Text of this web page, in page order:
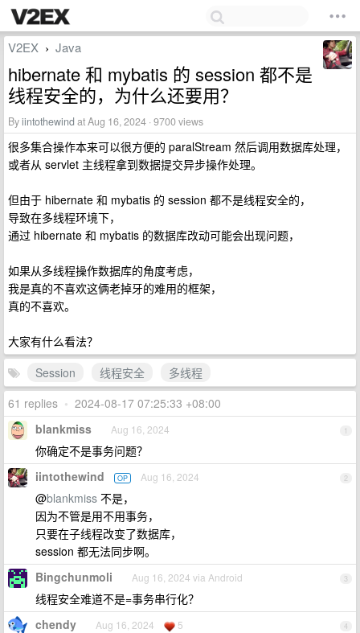
V2EX › Java
hibernate 和 mybatis 的 session 都不是
线程安全的，为什么还要用？
Byiintothewind at Aug 16, 2024 · 9700 views
很多集合操作本来可以很方便的 paralStream 然后调用数据库处理，
或者从 servlet 主线程拿到数据提交异步操作处理。
但由于 hibernate 和 mybatis 的 session 都不是线程安全的，
导致在多线程环境下，
通过 hibernate 和 mybatis 的数据库改动可能会出现问题，
如果从多线程操作数据库的角度考虑，
我是真的不喜欢这俩老掉牙的难用的框架，
真的不喜欢。
大家有什么看法？
Session
线程安全
多线程
61 replies • 2024-08-17 07:25:33 +08:00
1
blankmiss Aug 16, 2024
你确定不是事务问题？
2
iintothewind OP Aug 16, 2024
@blankmiss 不是，
因为不管是用不用事务，
只要在子线程改变了数据库，
session 都无法同步啊。
3
Bingchunmoli Aug 16, 2024 via Android
线程安全难道不是=事务串行化？
4
chendy Aug 16, 2024 5